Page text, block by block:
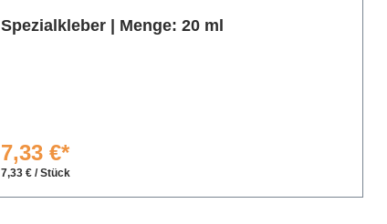
Spezialkleber | Menge: 20 ml
7,33 €*
7,33 € / Stück